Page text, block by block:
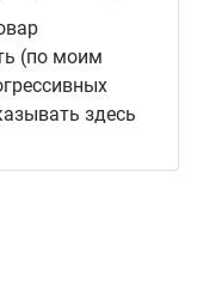
(по моим
здесь